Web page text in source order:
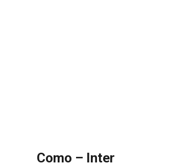
Como – Inter